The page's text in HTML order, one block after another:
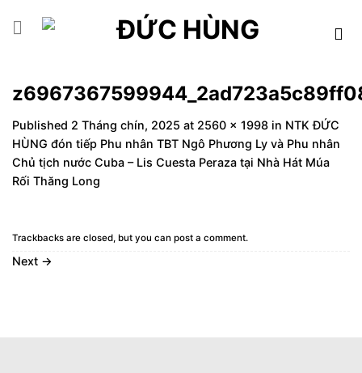
Published 2 Tháng chín, 2025 at 2560 × 1998 in NTK ĐỨC
HÙNG đón tiếp Phu nhân TBT Ngô Phương Ly và Phu nhân
Chủ tịch nước Cuba – Lis Cuesta Peraza tại Nhà Hát Múa
Rối Thăng Long
Trackbacks are closed, but you can post a comment.
Next →